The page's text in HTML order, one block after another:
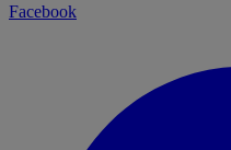
Facebook